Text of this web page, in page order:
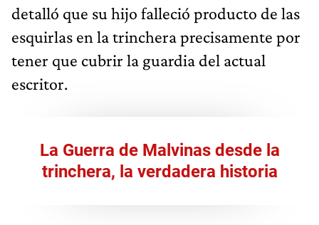
detalló que su hijo falleció producto de las
esquirlas en la trinchera precisamente por
tener que cubrir la guardia del actual
escritor.
La Guerra de Malvinas desde la
trinchera, la verdadera historia